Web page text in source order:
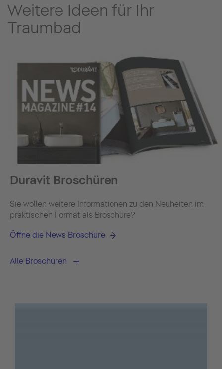
Weitere Ideen für Ihr
Traumbad
Duravit Broschüren
Sie wollen weitere Informationen zu den Neuheiten im
praktischen Format als Broschüre?
Öffne die News Broschüre
Alle Broschüren